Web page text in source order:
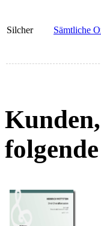
Silcher Sämtliche